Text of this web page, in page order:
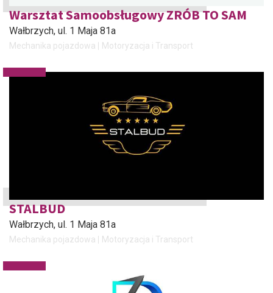
Warsztat Samoobsługowy ZRÓB TO SAM
Wałbrzych, ul. 1 Maja 81a
Mechanika pojazdowa Motoryzacja i Transport
STALBUD
Wałbrzych, ul. 1 Maja 81a
Mechanika pojazdowa Motoryzacja i Transport